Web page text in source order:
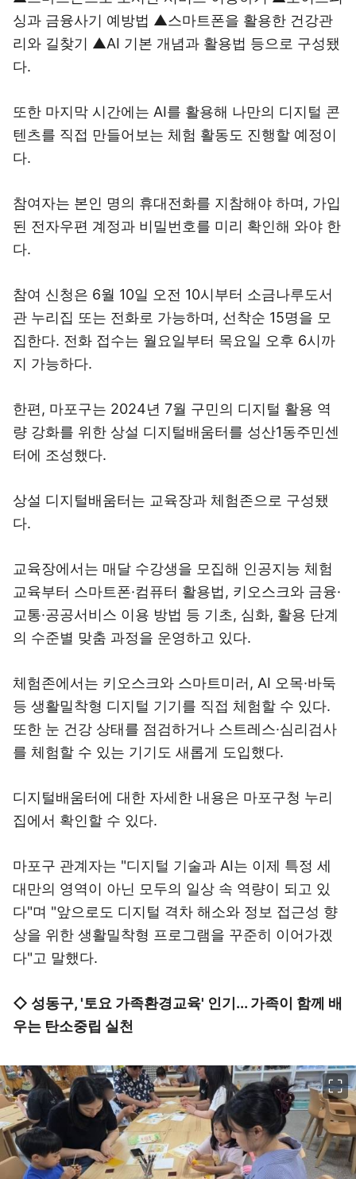
싱과 금융사기 예방법 ▲스마트폰을 활용한 건강관
리와 길찾기 ▲AI 기본 개념과 활용법 등으로 구성됐
다.
또한 마지막 시간에는 AI를 활용해 나만의 디지털 콘
텐츠를 직접 만들어보는 체험 활동도 진행할 예정이
다.
참여자는 본인 명의 휴대전화를 지참해야 하며, 가입
된 전자우편 계정과 비밀번호를 미리 확인해 와야 한
다.
참여 신청은 6월 10일 오전 10시부터 소금나루도서
관 누리집 또는 전화로 가능하며, 선착순 15명을 모
집한다. 전화 접수는 월요일부터 목요일 오후 6시까
지 가능하다.
한편, 마포구는 2024년 7월 구민의 디지털 활용 역
량 강화를 위한 상설 디지털배움터를 성산1동주민센
터에 조성했다.
상설 디지털배움터는 교육장과 체험존으로 구성됐
다.
교육장에서는 매달 수강생을 모집해 인공지능 체험
교육부터 스마트폰·컴퓨터 활용법, 키오스크와 금융·
교통·공공서비스 이용 방법 등 기초, 심화, 활용 단계
의 수준별 맞춤 과정을 운영하고 있다.
체험존에서는 키오스크와 스마트미러, AI 오목·바둑
등 생활밀착형 디지털 기기를 직접 체험할 수 있다.
또한 눈 건강 상태를 점검하거나 스트레스·심리검사
를 체험할 수 있는 기기도 새롭게 도입했다.
디지털배움터에 대한 자세한 내용은 마포구청 누리
집에서 확인할 수 있다.
마포구 관계자는 "디지털 기술과 AI는 이제 특정 세
대만의 영역이 아닌 모두의 일상 속 역량이 되고 있
다"며 "앞으로도 디지털 격차 해소와 정보 접근성 향
상을 위한 생활밀착형 프로그램을 꾸준히 이어가겠
다"고 말했다.
◇ 성동구, '토요 가족환경교육' 인기... 가족이 함께 배
우는 탄소중립 실천